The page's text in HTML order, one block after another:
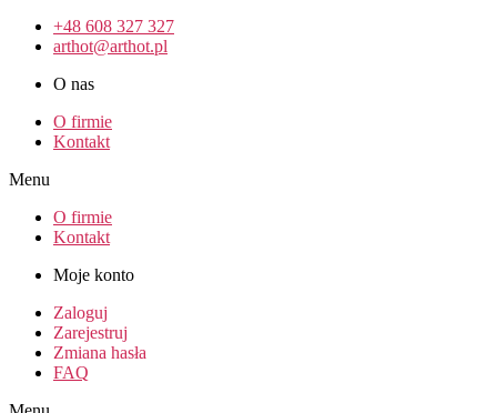
+48 608 327 327
arthot@arthot.pl
O nas
O firmie
Kontakt
Menu
O firmie
Kontakt
Moje konto
Zaloguj
Zarejestruj
Zmiana hasła
FAQ